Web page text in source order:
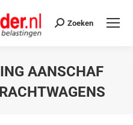
Zoeken
AANSCHAF